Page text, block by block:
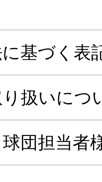
基づく表
扱いにつ
団担当者